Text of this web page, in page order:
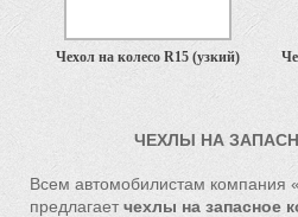
Чехол на колесо R15 (узкий)
ЧЕХЛЫ НА
Всем автомобилистам компания
предлагает чехлы на запасное